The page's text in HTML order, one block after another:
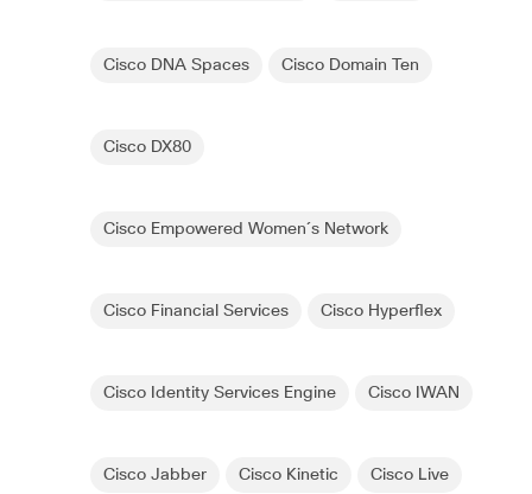
Cisco DNA Spaces Cisco Domain Ten
Cisco DX80
Cisco Empowered Women´s Network
Cisco Financial Services Cisco Hyperflex
Cisco Identity Services Engine Cisco IWAN
Cisco Jabber Cisco Kinetic Cisco Live